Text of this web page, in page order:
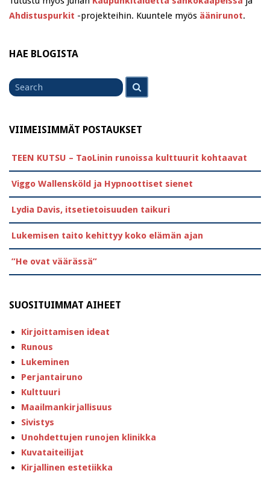
Ahdistuspurkit -projekteihin. Kuuntele myös äänirunot.
HAE BLOGISTA
Search
for
VIIMEISIMMÄT POSTAUKSET
TEEN KUTSU – TaoLinin runoissa kulttuurit kohtaavat
Viggo Wallensköld ja Hypnoottiset sienet
Lydia Davis, itsetietoisuuden taikuri
Lukemisen taito kehittyy koko elämän ajan
”He ovat väärässä”
SUOSITUIMMAT AIHEET
Kirjoittamisen ideat
Runous
Lukeminen
Perjantairuno
Kulttuuri
Maailmankirjallisuus
Sivistys
Unohdettujen runojen klinikka
Kuvataiteilijat
Kirjallinen estetiikka